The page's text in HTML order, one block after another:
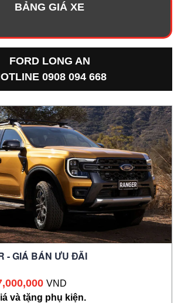
BẢNG GIÁ XE
FORD LONG AN
0908 094 668
- GIÁ BÁN ƯU ĐÃI
VND
và tặng phụ kiện.